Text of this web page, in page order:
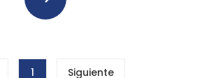
1 Siguiente